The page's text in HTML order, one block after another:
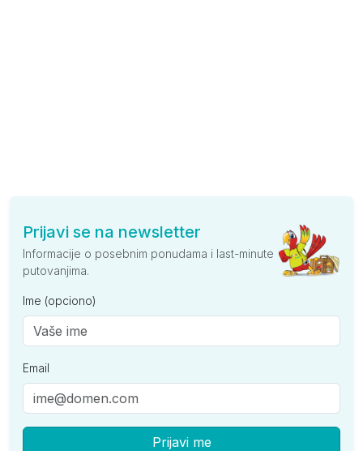
Prijavi se na newsletter
Informacije o posebnim ponudama i last-minute
putovanjima.
Ime (opciono)
Email
Prijavi me